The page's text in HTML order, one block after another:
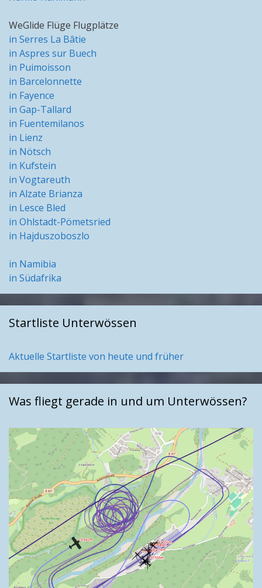
WeGlide Flüge Flugplätze
in Serres La Bâtie
in Aspres sur Buech
in Puimoisson
in Barcelonnette
in Fayence
in Gap-Tallard
in Fuentemilanos
in Lienz
in Nötsch
in Kufstein
in Vogtareuth
in Alzate Brianza
in Lesce Bled
in Ohlstadt-Pömetsried
in Hajduszoboszlo
in Namibia
in Südafrika
Startliste Unterwössen
Aktuelle Startliste von heute und früher
Was fliegt gerade in und um Unterwössen?